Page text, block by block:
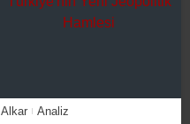
Alkar Analiz